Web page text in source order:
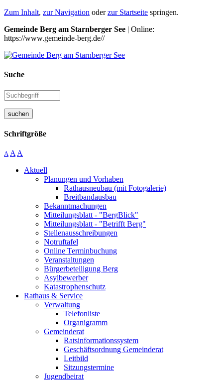
Zum Inhalt, zur Navigation oderzur Startseite springen.
Gemeinde Berg am Starnberger See | Online:
https://www.gemeinde-berg.de//
Suche
suchen
Schriftgröße
A A A
Aktuell
Planungen und Vorhaben
Rathausneubau (mit Fotogalerie)
Breitbandausbau
Bekanntmachungen
Mitteilungsblatt - "BergBlick"
Mitteilungsblatt - "Betrifft Berg"
Stellenausschreibungen
Notruftafel
Online Terminbuchung
Veranstaltungen
Bürgerbeteiligung Berg
Asylbewerber
Katastrophenschutz
Rathaus & Service
Verwaltung
Telefonliste
Organigramm
Gemeinderat
Ratsinformationssystem
Geschäftsordnung Gemeinderat
Leitbild
Sitzungstermine
Jugendbeirat